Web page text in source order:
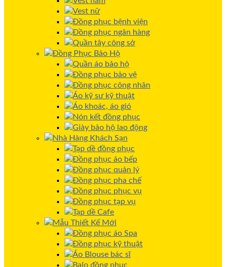
Vest nữ
Đồng phục bệnh viện
Đồng phục ngân hàng
Quần tây công sở
Đồng Phục Bảo Hộ
Quần áo bảo hộ
Đồng phục bảo vệ
Đồng phục công nhân
Áo kỹ sư kỹ thuật
Áo khoác, áo gió
Nón kết đồng phục
Giày bảo hộ lao động
Nhà Hàng Khách Sạn
Tạp dề đồng phục
Đồng phục áo bếp
Đồng phục quản lý
Đồng phục pha chế
Đồng phục phục vụ
Đồng phục tạp vụ
Tạp dề Cafe
Mẫu Thiết Kế Mới
Đồng phục áo Spa
Đồng phục kỹ thuật
Áo Blouse bác sĩ
Balo đồng phục